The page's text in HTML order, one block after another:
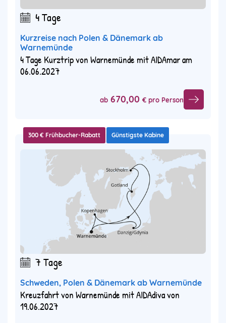
4 Tage
Kurzreise nach Polen & Dänemark ab
Warnemünde
4 Tage Kurztrip von Warnemünde mit AIDAmar am
06.06.2027
ab 670,00 € pro Person
300 € Frühbucher-Rabatt Günstigste Kabine
7 Tage
Schweden, Polen & Dänemark ab Warnemünde
Kreuzfahrt von Warnemünde mit AIDAdiva von
19.06.2027